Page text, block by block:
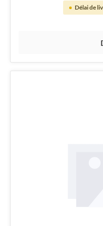
Délai de